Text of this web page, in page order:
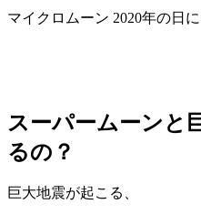
マイクロムーン 2020年の日
スーパームーンと
るの？
巨大地震が起こる、